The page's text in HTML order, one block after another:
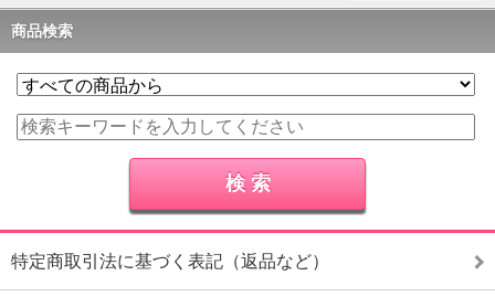
商品検索
特定商取引法に基づく表記（返品など）